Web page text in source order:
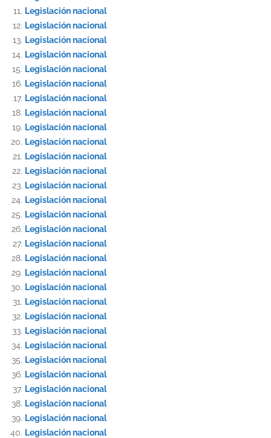
Legislación nacional
Legislación nacional
Legislación nacional
Legislación nacional
Legislación nacional
Legislación nacional
Legislación nacional
Legislación nacional
Legislación nacional
Legislación nacional
Legislación nacional
Legislación nacional
Legislación nacional
Legislación nacional
Legislación nacional
Legislación nacional
Legislación nacional
Legislación nacional
Legislación nacional
Legislación nacional
Legislación nacional
Legislación nacional
Legislación nacional
Legislación nacional
Legislación nacional
Legislación nacional
Legislación nacional
Legislación nacional
Legislación nacional
Legislación nacional